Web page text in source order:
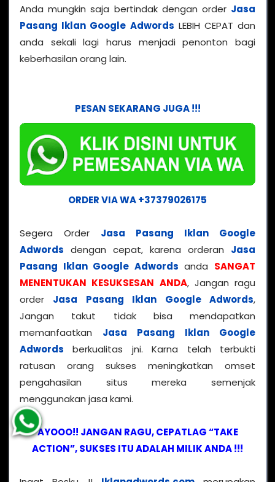
Anda mungkin saja bertindak dengan order Jasa
Pasang Iklan Google Adwords LEBIH CEPAT dan
anda sekali lagi harus menjadi penonton bagi
keberhasilan orang lain.
PESAN SEKARANG JUGA !!!
ORDER VIA WA +37379026175
Segera Order Jasa Pasang Iklan Google
Adwords dengan cepat, karena orderan Jasa
Pasang Iklan Google Adwords anda SANGAT
MENENTUKAN KESUKSESAN ANDA, Jangan ragu
order Jasa Pasang Iklan Google Adwords,
Jangan takut tidak bisa mendapatkan
memanfaatkan Jasa Pasang Iklan Google
Adwords berkualitas jni. Karna telah terbukti
ratusan orang sukses meningkatkan omset
pengahasilan situs mereka semenjak
menggunakan jasa kami.
AYOOO!! JANGAN RAGU, CEPATLAG “TAKE
ACTION”, SUKSES ITU ADALAH MILIK ANDA !!!